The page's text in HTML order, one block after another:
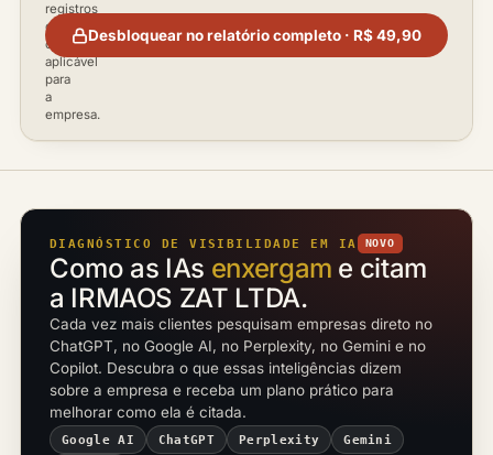
registros
disponíveis
conforme
aplicável
para
a
empresa.
Desbloquear no relatório completo · R$ 49,90
DIAGNÓSTICO DE VISIBILIDADE EM IA NOVO
Como as IAs enxergam e citam
a IRMAOS ZAT LTDA.
Cada vez mais clientes pesquisam empresas direto no
ChatGPT, no Google AI, no Perplexity, no Gemini e no
Copilot. Descubra o que essas inteligências dizem
sobre a empresa e receba um plano prático para
melhorar como ela é citada.
Google AI ChatGPT Perplexity Gemini